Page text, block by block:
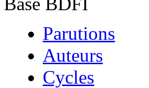
Parutions
Auteurs
Cycles